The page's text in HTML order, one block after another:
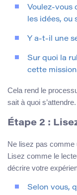
Voulez-vous
les idées,
Y a-t-il une
Sur quoi la
cette
Cela rend le
sait à quoi s’attendre.
Étape 2 :
Ne lisez pas comme
Lisez comme le
décrire votre
Selon vous,